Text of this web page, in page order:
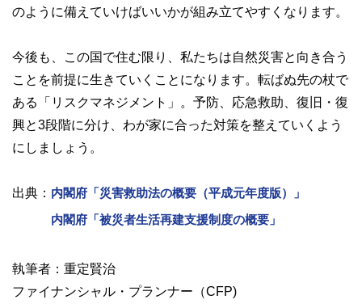
のように備えていけばいいかが組み立てやすくなります。
今後も、この国で住む限り、私たちは自然災害と向き合う
ことを前提に生きていくことになります。転ばぬ先の杖で
ある「リスクマネジメント」。予防、応急救助、復旧・復
興と3段階に分け、わが家に合った対策を整えていくよう
にしましょう。
出典： 内閣府「災害救助法の概要（平成元年度版）」
内閣府「被災者生活再建支援制度の概要」
執筆者：重定賢治
ファイナンシャル・プランナー（CFP)